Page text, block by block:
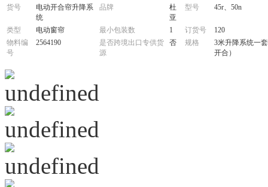
货号
电动开合帘升降系
统
品牌
杜
亚
型号 45r、50n
类型 电动窗帘 最小包装数 1 订货号
120
物料编
号
2564190
是否跨境出口专供货
源
否 规格
3米升降系统一
开合）